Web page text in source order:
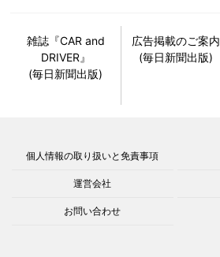
雑誌『CAR and
DRIVER』
(毎日新聞出版)
広告掲載のご案内
(毎日新聞出版)
個人情報の取り扱いと免責事項
運営会社
お問い合わせ